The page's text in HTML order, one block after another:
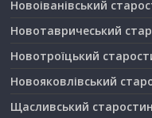
Новоіванівський
Новотавричеський
Новотроїцький
Новояковлівський
Щасливський